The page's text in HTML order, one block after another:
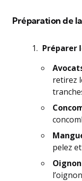
Préparation de
Préparer
retirez
pelez